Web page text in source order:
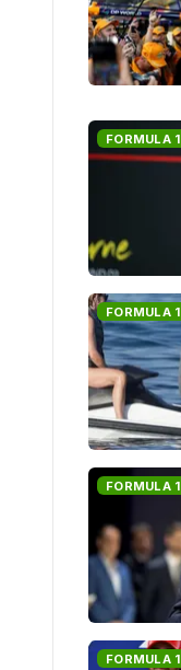
FORMULA 1
FORMULA 1
FORMULA 1
FORMULA 1